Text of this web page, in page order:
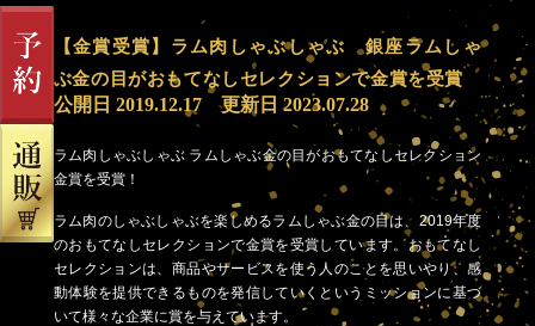
【金賞受賞】ラム肉しゃぶしゃぶ 銀座ラムしゃ
ぶ金の目がおもてなしセレクションで金賞を受賞
公開日 2019.12.17更新日2023.07.28
ラム肉しゃぶしゃぶ ラムしゃぶ金の目がおもてなしセレクション
金賞を受賞！
ラム肉のしゃぶしゃぶを楽しめるラムしゃぶ金の目は、2019年度
のおもてなしセレクションで金賞を受賞しています。おもてなし
セレクションは、商品やサービスを使う人のことを思いやり、感
動体験を提供できるものを発信していくというミッションに基づ
いて様々な企業に賞を与えています。